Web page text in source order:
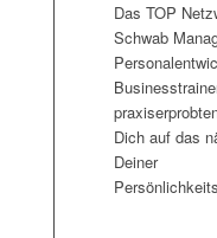
Das TOP
Schwab
Dich auf das
Deiner